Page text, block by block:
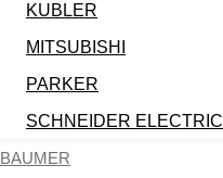
KUBLER
MITSUBISHI
PARKER
SCHNEIDER ELECTRIC
BAUMER